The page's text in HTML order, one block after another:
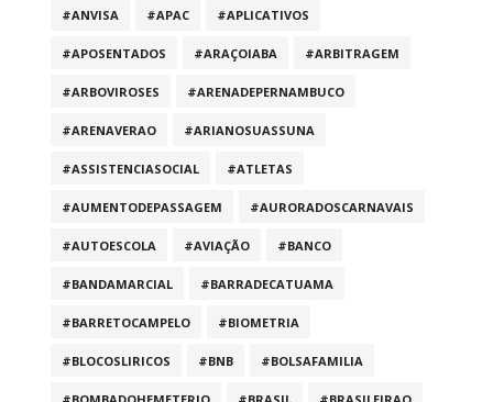
#ANVISA #APAC #APLICATIVOS
#APOSENTADOS #ARAÇOIABA #ARBITRAGEM
#ARBOVIROSES #ARENADEPERNAMBUCO
#ARENAVERAO #ARIANOSUASSUNA
#ASSISTENCIASOCIAL #ATLETAS
#AUMENTODEPASSAGEM #AURORADOSCARNAVAIS
#AUTOESCOLA #AVIAÇÃO #BANCO
#BANDAMARCIAL #BARRADECATUAMA
#BARRETOCAMPELO #BIOMETRIA
#BLOCOSLIRICOS #BNB #BOLSAFAMILIA